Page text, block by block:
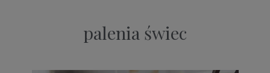
palenia świec